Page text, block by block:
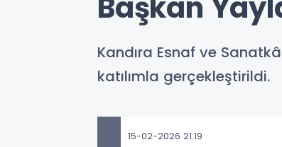
Başkan
Kandıra Esnaf ve
katılımla gerçekleştirildi.
15-02-2026 21:19